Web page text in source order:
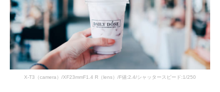
X-T3（camera）/XF23mmF1.4 R（lens）/F値:2.4/シャッタースピード:1/250